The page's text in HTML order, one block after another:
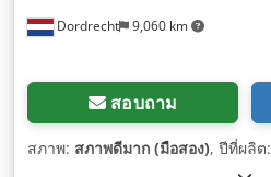
Dordrecht 9,060 km
สอบถาม
สภาพ: สภาพดีมาก (มือสอง), ปีที่ผลิต: